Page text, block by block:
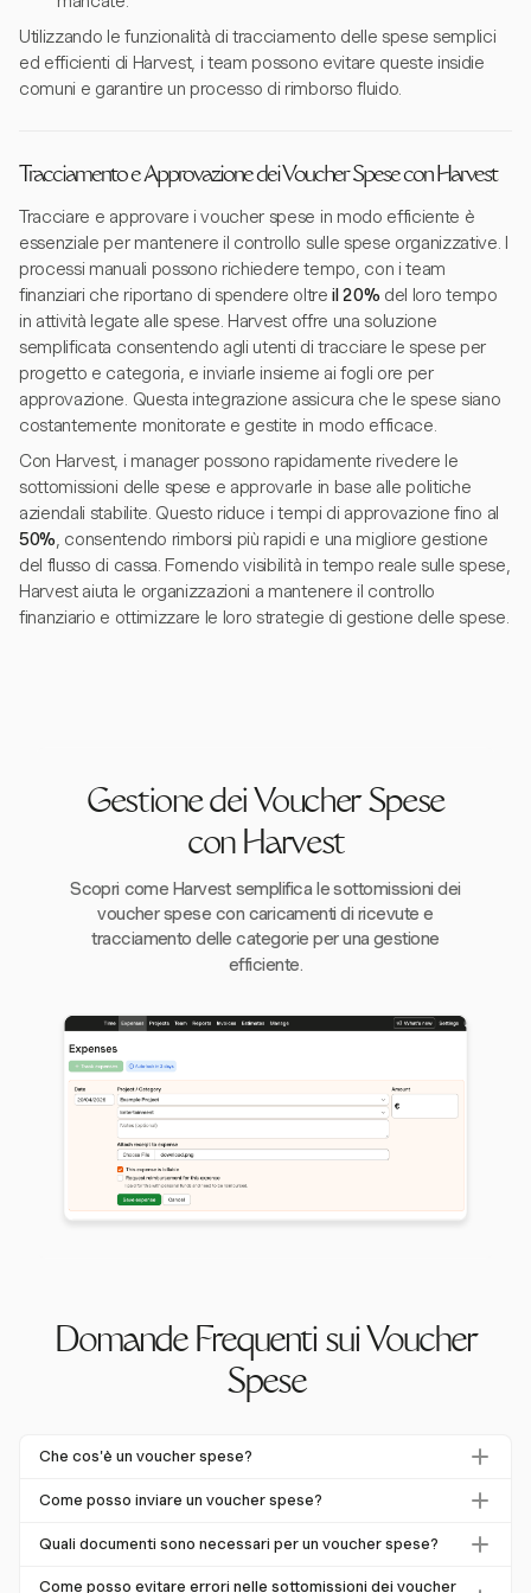
Utilizzando le funzionalità di tracciamento delle spese semplici
ed efficienti di Harvest, i team possono evitare queste insidie
comuni e garantire un processo di rimborso fluido.
Tracciamento e Approvazione dei Voucher Spese con Harvest
Tracciare e approvare i voucher spese in modo efficiente è
essenziale per mantenere il controllo sulle spese organizzative. I
processi manuali possono richiedere tempo, con i team
finanziari che riportano di spendere oltreil 20% del loro tempo
in attività legate alle spese. Harvest offre una soluzione
semplificata consentendo agli utenti di tracciare le spese per
progetto e categoria, e inviarle insieme ai fogli ore per
approvazione. Questa integrazione assicura che le spese siano
costantemente monitorate e gestite in modo efficace.
Con Harvest, i manager possono rapidamente rivedere le
sottomissioni delle spese e approvarle in base alle politiche
aziendali stabilite. Questo riduce i tempi di approvazione fino al
50%, consentendo rimborsi più rapidi e una migliore gestione
del flusso di cassa. Fornendo visibilità in tempo reale sulle spese,
Harvest aiuta le organizzazioni a mantenere il controllo
finanziario e ottimizzare le loro strategie di gestione delle spese.
Gestione dei Voucher Spese
con Harvest
Scopri come Harvest semplifica le sottomissioni dei
voucher spese con caricamenti di ricevute e
tracciamento delle categorie per una gestione
efficiente.
Domande Frequenti sui Voucher
Spese
Che cos'è un voucher spese?
Un voucher spese è un documento utilizzato per
natura della spesa, l'importo e include ricevute o fatture
Come posso inviare un voucher spese?
Per inviare un voucher spese, registra i dettagli della
spesa. Piattaforme come Harvest semplificano questo
Quali documenti sono necessari per un voucher spese?
I documenti comuni includono ricevute, fatture e qualsiasi
Come posso evitare errori nelle sottomissioni dei voucher